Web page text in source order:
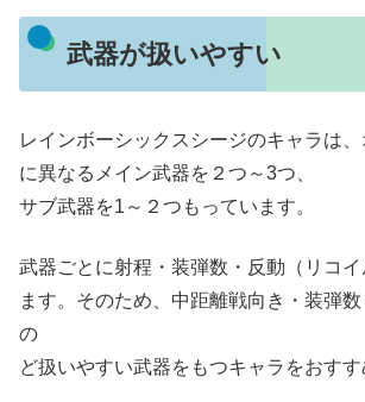
武器が扱いやすい
レインボーシックスシージのキャラは
に異なるメイン武器を２つ～3つ、
サブ武器を1～２つもっています。
武器ごとに射程・装弾数・反動（リコイ
ます。そのため、中距離戦向き・装弾
の
ど扱いやすい武器をもつキャラをおすす